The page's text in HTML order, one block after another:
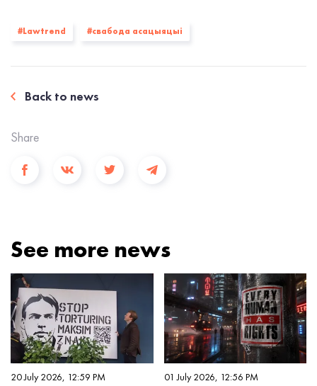
#Lawtrend #свабода асацыяцыі
Back to news
Share
See more news
20 July 2026, 12:59 PM 01 July 2026, 12:56 PM